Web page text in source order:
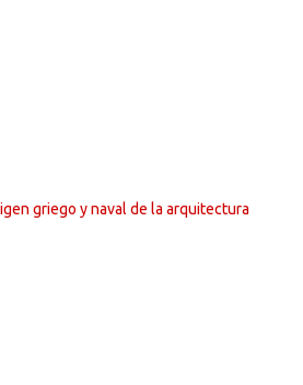
griego y naval de la arquitectura